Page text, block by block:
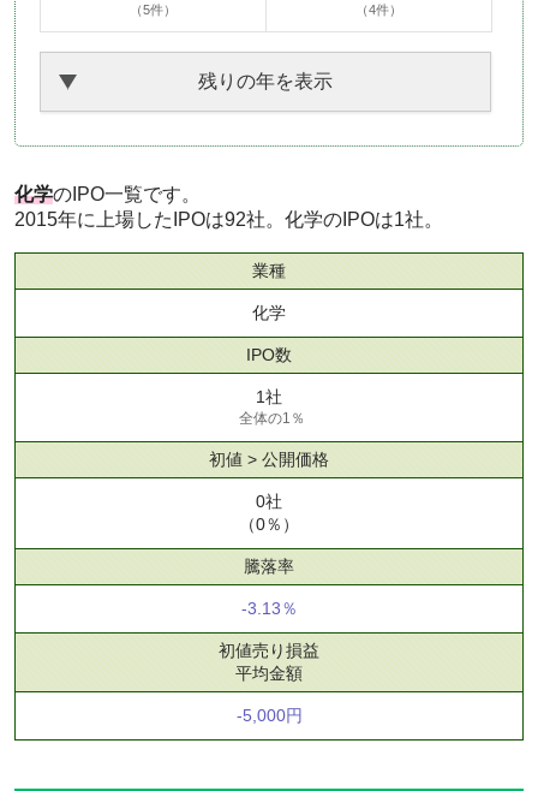
（5件） （4件）
残りの年を表示
化学のIPO一覧です。
2015年に上場したIPOは92社。化学のIPOは1社。
業種
化学
IPO数
1社
全体の1％
初値 > 公開価格
0社
（0％）
騰落率
-3.13％
初値売り損益
平均金額
-5,000円